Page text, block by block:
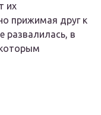
их
прижимая друг к
развалилась, в